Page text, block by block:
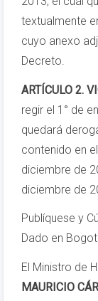
textualmente
cuyo anexo
Decreto.
ARTÍCULO 2.
regir el 1° de
quedará
contenido en
diciembre de
diciembre de
Publíquese y
Dado en
El Ministro de
MAURICIO